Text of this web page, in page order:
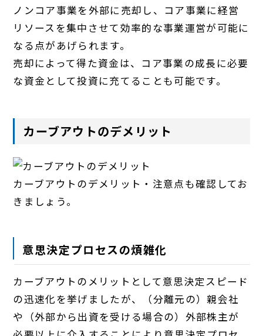
ノンコア事業を外部に売却し、コア事業に経営
リソースを集中させて効率的な事業運営が可能に
なる点があげられます。
売却によって得た資金は、コア事業の成長に必要
な資金として投資に充てることも可能です。
カーブアウトのデメリット
カーブアウトのデメリット・注意点も確認してお
きましょう。
意思決定プロセスの煩雑化
カーブアウトのメリットとして意思決定スピード
の迅速化を挙げましたが、（分離元の）親会社
や（外部から出資を受ける場合の）外部株主が